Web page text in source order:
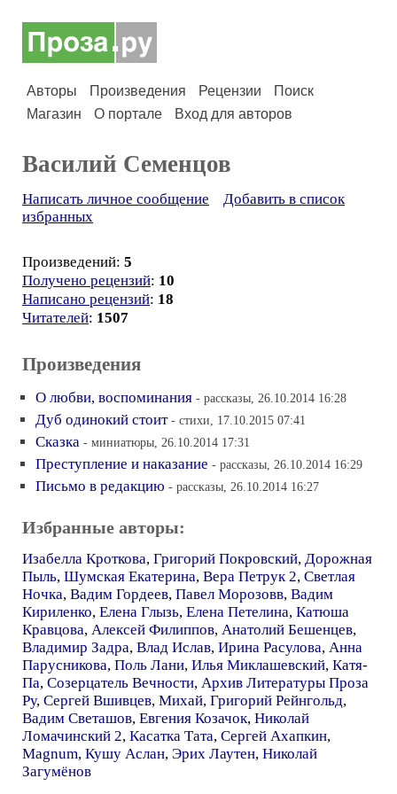
Авторы Произведения Рецензии
Поиск
Магазин
О портале Вход для авторов
Василий Семенцов
Написать личное сообщение
Добавить в список
избранных
Произведений: 5
Получено рецензий: 10
Написано рецензий: 18
Читателей: 1507
Произведения
О любви, воспоминания - рассказы, 26.10.2014 16:28
Дуб одинокий стоит - стихи, 17.10.2015 07:41
Сказка - миниатюры, 26.10.2014 17:31
Преступление и наказание - рассказы, 26.10.2014 16:29
Письмо в редакцию - рассказы, 26.10.2014 16:27
Избранные авторы:
Изабелла Кроткова, Григорий Покровский, Дорожная
Пыль, Шумская Екатерина, Вера Петрук 2, Светлая
Ночка, Вадим Гордеев, Павел Морозовв, Вадим
Кириленко, Елена Глызь, Елена Петелина, Катюша
Кравцова, Алексей Филиппов, Анатолий Бешенцев,
Владимир Задра, Влад Ислав, Ирина Расулова, Анна
Парусникова, Поль Лани, Илья Миклашевский, Катя-
Па, Созерцатель Вечности, Архив Литературы Проза
Ру, Сергей Вшивцев, Михай, Григорий Рейнгольд,
Вадим Светашов, Евгения Козачок, Николай
Ломачинский 2, Касатка Тата, Сергей Ахапкин,
Magnum, Кушу Аслан, Эрих Лаутен, Николай
Загумёнов